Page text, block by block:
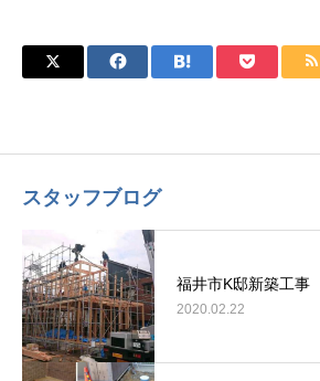
スタッフブログ
福井市K邸新築工事
2020.02.22